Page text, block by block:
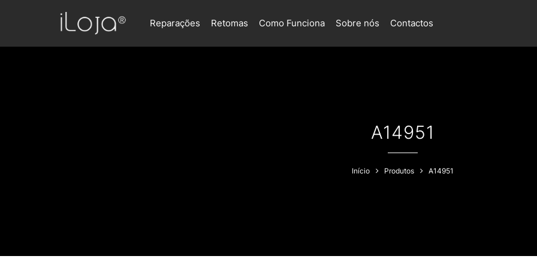
Reparações Retomas Como Funciona Sobre nós Contactos
A14951
Início Produtos A14951